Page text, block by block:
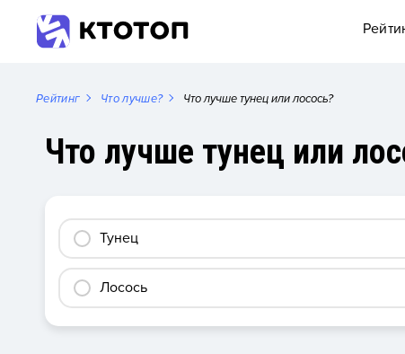
Рейтинг Что лучше? Что лучше тунец или лосось?
Что лучше тунец или
Тунец
Лосось